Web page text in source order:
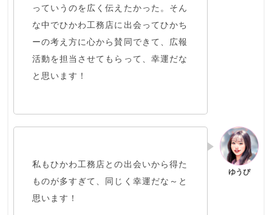
っていうのを広く伝えたかった。そん
な中でひかわ工務店に出会って ひかち
ーの考え方に心から賛同 できて、広報
活動を担当させてもらって、幸運だな
と思います！
私もひかわ工務店との出会いから得た
ものが多すぎて、同じく幸運だな～と
思います！